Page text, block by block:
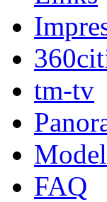
tm-tv
FAQ